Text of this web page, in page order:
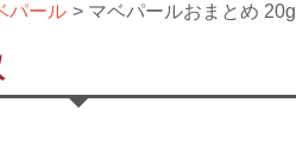
パール マベパールおまとめ 20g